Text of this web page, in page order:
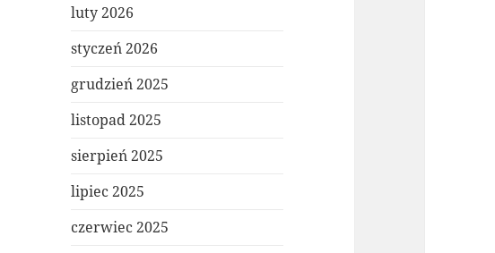
luty 2026
styczeń 2026
grudzień 2025
listopad 2025
sierpień 2025
lipiec 2025
czerwiec 2025